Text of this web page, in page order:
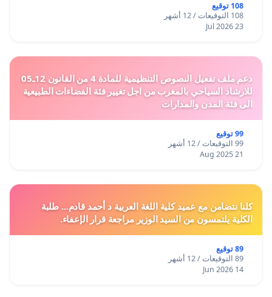
108 توقيع
108 التوقيعات / 12 أشهر
23 Jul 2026
دعم ملف تفعيل النصوص التنظيمية للمادة 4 من القانون 12ـ05
للارشاد السياحي بالمغرب من اجل تغيير فئة الفضاءات الطبيعية
الى فئة المدن والمدارات
99 توقيع
99 التوقيعات / 12 أشهر
21 Aug 2025
كلنا نتضامن مع عميد كلية اللغة العربية د أحمد قادم... طلبة
الكلية يلتمسون من السيد الوزير مراجعة قرار الإعفاء.
89 توقيع
89 التوقيعات / 12 أشهر
14 Jun 2026